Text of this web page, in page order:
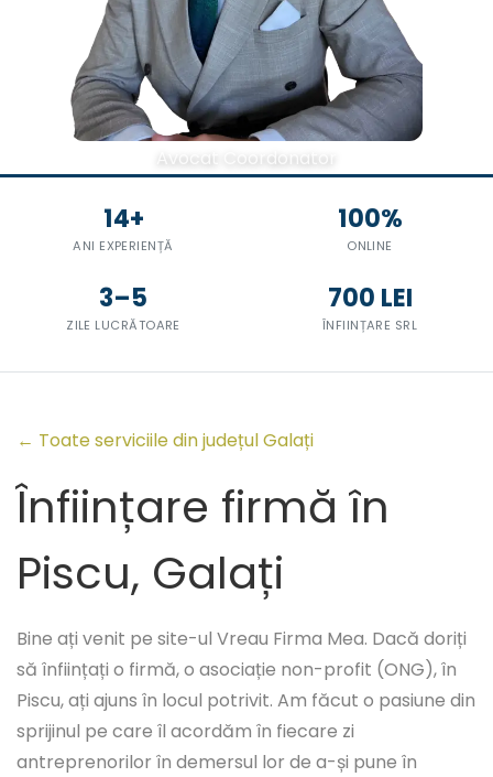
Avocat Coordonator
14+
ANI EXPERIENȚĂ
100%
ONLINE
3–5
ZILE LUCRĂTOARE
700 LEI
ÎNFIINȚARE SRL
← Toate serviciile din județul Galați
Înființare firmă în
Piscu, Galați
Bine ați venit pe site-ul Vreau Firma Mea. Dacă doriți
să înființați o firmă, o asociație non-profit (ONG), în
Piscu, ați ajuns în locul potrivit. Am făcut o pasiune din
sprijinul pe care îl acordăm în fiecare zi
antreprenorilor în demersul lor de a-și pune în